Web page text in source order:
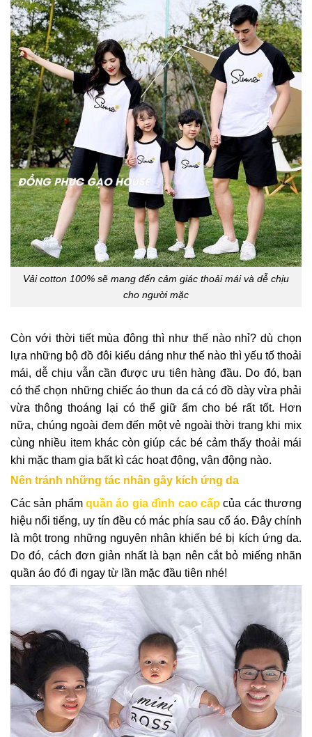
Vải cotton 100% sẽ mang đến cảm giác thoải mái và dễ chịu
cho người mặc
Còn với thời tiết mùa đông thì như thế nào nhỉ? dù chọn
lựa những bộ đồ đôi kiểu dáng như thế nào thì yếu tố thoải
mái, dễ chịu vẫn cần được ưu tiên hàng đầu. Do đó, bạn
có thể chọn những chiếc áo thun da cá có đồ dày vừa phải
vừa thông thoáng lại có thể giữ ấm cho bé rất tốt. Hơn
nữa, chúng ngoài đem đến một vẻ ngoài thời trang khi mix
cùng nhiều item khác còn giúp các bé cảm thấy thoải mái
khi mặc tham gia bất kì các hoạt động, vận động nào.
Nên tránh những tác nhân gây kích ứng da
Các sản phẩmquần áo gia đình cao cấpcủa các thương
hiệu nổi tiếng, uy tín đều có mác phía sau cổ áo. Đây chính
là một trong những nguyên nhân khiến bé bị kích ứng da.
Do đó, cách đơn giản nhất là bạn nên cắt bỏ miếng nhãn
quần áo đó đi ngay từ lần mặc đầu tiên nhé!